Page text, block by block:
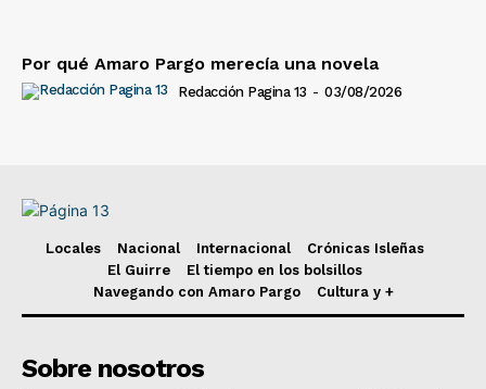
Por qué Amaro Pargo merecía una novela
Redacción Pagina 13 - 03/08/2026
Locales Nacional Internacional
Crónicas Isleñas
El Guirre
El tiempo en los bolsillos
Navegando con Amaro Pargo
Cultura y +
Sobre nosotros